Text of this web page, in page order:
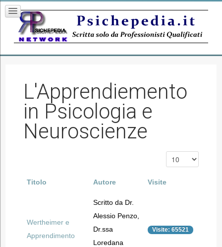
L'Apprendiemento
in Psicologia e
Neuroscienze
Titolo Autore Visite
Wertheimer e
Apprendimento
Scritto da Dr.
Alessio Penzo,
Dr.ssa
Loredana
Visite: 65521